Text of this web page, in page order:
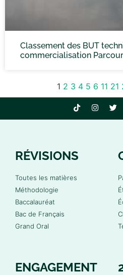
Classement des BUT
commercialisation
1 2 3 4 5 6 11 21
RÉVISIONS
Toutes les matières
Méthodologie
Baccalauréat
Bac de Français
Grand Oral
ENGAGEMENT